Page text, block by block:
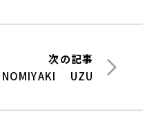
次の記事
UZU